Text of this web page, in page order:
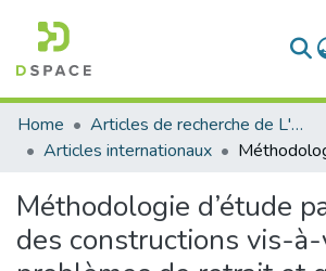
Communities & Collections
All of DSpace
Home
Articles de recherche de L'UABT
Articles internationaux
Méthodologie d’étude
des constructions vis-